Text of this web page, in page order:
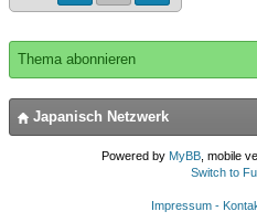
Thema abonnieren
Japanisch Netzwerk
Powered by MyBB, mobile
Switch to
Impressum -